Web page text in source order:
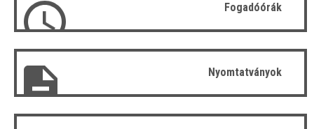
Fogadóórák
Nyomtatványok